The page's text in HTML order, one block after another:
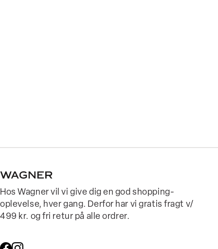
Hos Wagner vil vi give dig en god shopping-
oplevelse, hver gang. Derfor har vi gratis fragt v/
499 kr. og fri retur på alle ordrer.